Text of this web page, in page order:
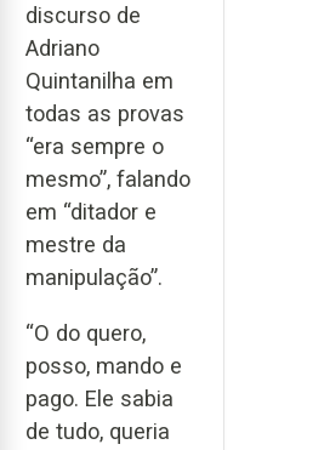
discurso de
Adriano
Quintanilha em
todas as provas
“era sempre o
mesmo”, falando
em “ditador e
mestre da
manipulação”.
“O do quero,
posso, mando e
pago. Ele sabia
de tudo, queria